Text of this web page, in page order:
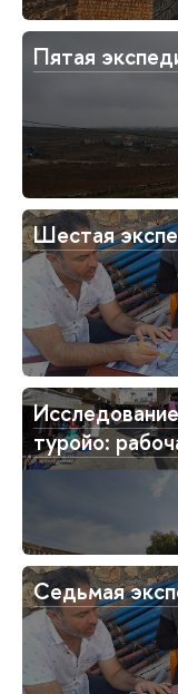
Пятая
Шестая
туройо:
Седьмая